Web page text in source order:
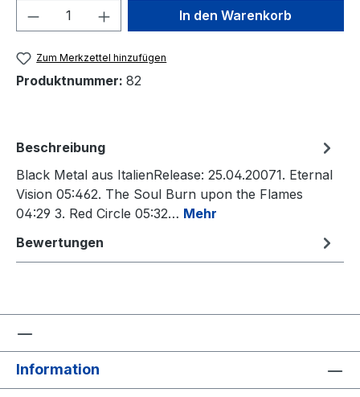
Produkt Anzahl: Gib denIn den Warenkorb
Zum Merkzettel hinzufügen
Produktnummer: 82
Beschreibung
Black Metal aus ItalienRelease: 25.04.20071. Eternal
Vision 05:462. The Soul Burn upon the Flames
04:29 3. Red Circle 05:32… Mehr
Bewertungen
Information